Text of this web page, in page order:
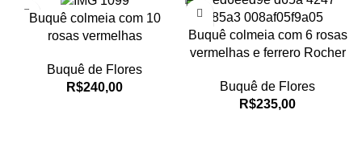
Buquê colmeia com 10
rosas vermelhas
Buquê de Flores
R$240,00
Buquê colmeia com 6 rosas
vermelhas e ferrero Rocher
Buquê de Flores
R$235,00